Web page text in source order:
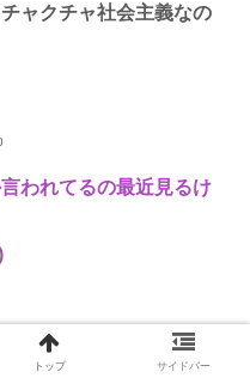
ャクチャ社会主義なの
われてるの最近見るけ
トップ サイドバー